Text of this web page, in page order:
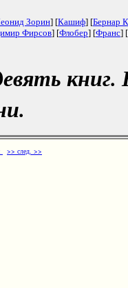
Зорин] [Кашиф] [Бернар
Фирсов] [Флобер] [Франс] [
книг.
>> след. >>